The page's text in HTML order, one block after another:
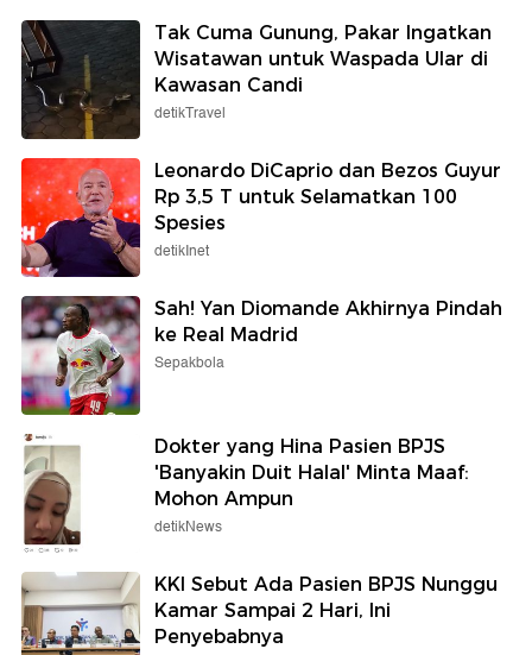
Tak Cuma Gunung, Pakar Ingatkan
Wisatawan untuk Waspada Ular di
Kawasan Candi
detikTravel
Leonardo DiCaprio dan Bezos Guyur
Rp 3,5 T untuk Selamatkan 100
Spesies
detikInet
Sah! Yan Diomande Akhirnya Pindah
ke Real Madrid
Sepakbola
Dokter yang Hina Pasien BPJS
'Banyakin Duit Halal' Minta Maaf:
Mohon Ampun
detikNews
KKI Sebut Ada Pasien BPJS Nunggu
Kamar Sampai 2 Hari, Ini
Penyebabnya